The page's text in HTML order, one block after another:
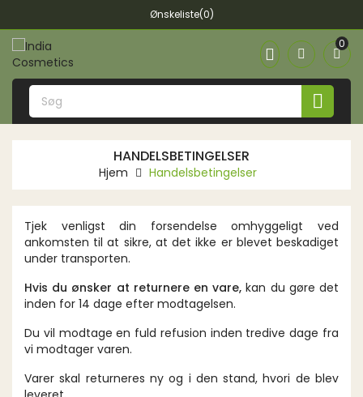
Ønskeliste(0)

0

HANDELSBETINGELSER
Hjem Handelsbetingelser
Tjek venligst din forsendelse omhyggeligt ved
ankomsten til at sikre, at det ikke er blevet beskadiget
under transporten.
Hvis du ønsker at returnere en vare, kan du gøre det
inden for 14 dage efter modtagelsen.
Du vil modtage en fuld refusion inden tredive dage fra
vi modtager varen.
Varer skal returneres ny og i den stand, hvori de blev